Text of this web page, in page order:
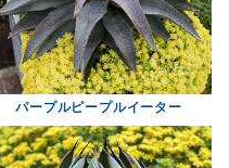
パープルピープルイーター